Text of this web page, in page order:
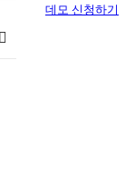
데모 신청하기